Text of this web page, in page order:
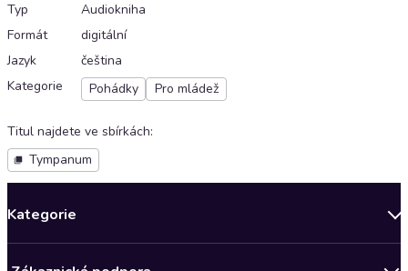
Typ
Audiokniha
Formát
digitální
Jazyk
čeština
Kategorie
Pohádky Pro mládež
Titul najdete ve sbírkách:
Tympanum
Kategorie